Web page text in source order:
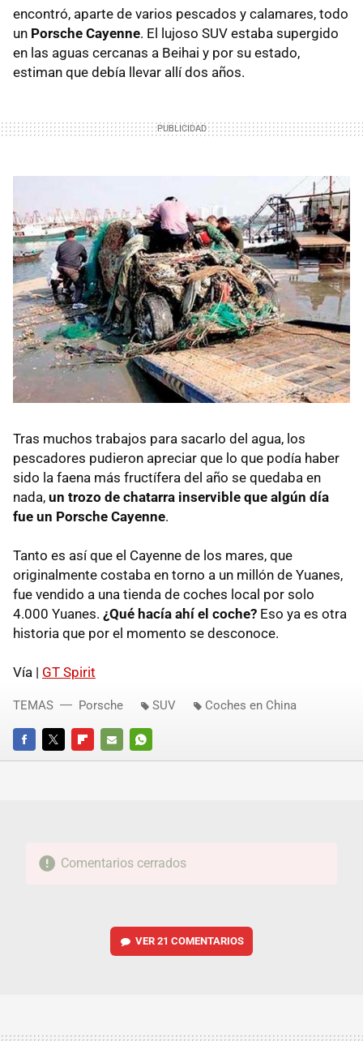
encontró, aparte de varios pescados y calamares, todo
un Porsche Cayenne. El lujoso SUV estaba supergido
en las aguas cercanas a Beihai y por su estado,
estiman que debía llevar allí dos años.
Tras muchos trabajos para sacarlo del agua, los
pescadores pudieron apreciar que lo que podía haber
sido la faena más fructífera del año se quedaba en
nada, un trozo de chatarra inservible que algún día
fue un Porsche Cayenne.
Tanto es así que el Cayenne de los mares, que
originalmente costaba en torno a un millón de Yuanes,
fue vendido a una tienda de coches local por solo
4.000 Yuanes. ¿Qué hacía ahí el coche? Eso ya es otra
historia que por el momento se desconoce.
Vía | GT Spirit
FACEBOOKTWITTERFLIPBOARD
E-
WHATSAPP
TEMAS Porsche SUV Coches en China
Comentarios cerrados
VER 21 COMENTARIOS